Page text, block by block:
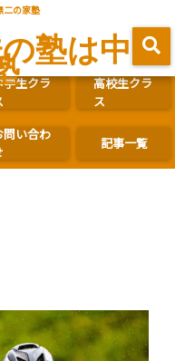
二の家塾
塾は中
学生クラ
高校生クラ
ス
問い合わ
記事一覧